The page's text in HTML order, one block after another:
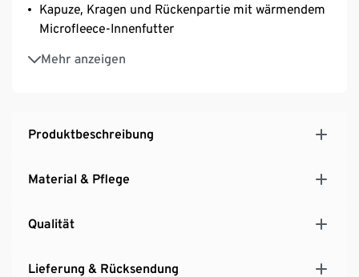
Kapuze, Kragen und Rückenpartie mit wärmendem
Microfleece-Innenfutter
Mehr anzeigen
Abnehmbarer, wasserdichter Schneefang mit
rutschhemmender Gummierung und Druckknöpfen
Skipass-Tasche am Ärmel
Reflektoren auf Vorder- und Rückseite
umweltschonender ecorepel®-Imprägnierung
Reißverschluss mit Kinnschutz
Weitenregulierung
Produktbeschreibung
Material & Pflege
Qualität
Lieferung & Rücksendung